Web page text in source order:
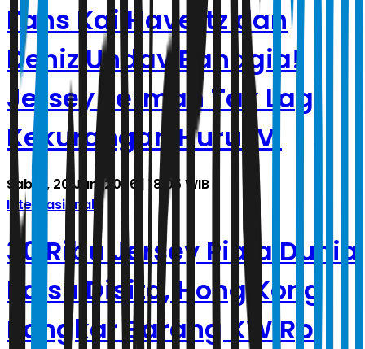
Fans Kai Havertz dan
Deniz Undav Bahagia!
Jersey Jerman Tak Lagi
Kekurangan Huruf V
Sabtu, 20 Juni 2026 | 18.05 WIB
Internasional
30 Ribu Jersey Piala Dunia
Palsu Disita, Hong Kong
Bongkar Barang KW Rp